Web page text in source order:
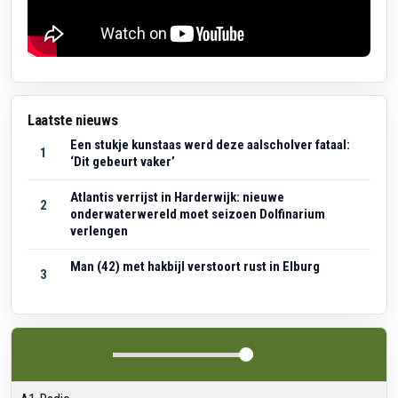
Laatste nieuws
1
Een stukje kunstaas werd deze aalscholver fataal:
‘Dit gebeurt vaker’
2
Atlantis verrijst in Harderwijk: nieuwe
onderwaterwereld moet seizoen Dolfinarium
verlengen
3 Man (42) met hakbijl verstoort rust in Elburg